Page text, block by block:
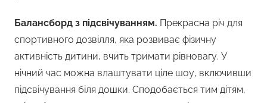
Балансборд з підсвічуванням. Прекрасна річ для
спортивного дозвілля, яка розвиває фізичну
активність дитини, вчить тримати рівновагу. У
нічний час можна влаштувати ціле шоу, включивши
підсвічування біля дошки. Сподобається тим дітям,